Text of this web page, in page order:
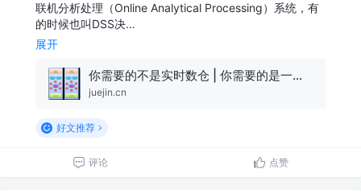
联机分析处理（Online Analytical Processing）系统，有
的时候也叫DSS决…
展开
你需要的不是实时数仓 | 你需要的是一款强大的OLAP数据库(下)
juejin.cn
好文推荐
评论 点赞